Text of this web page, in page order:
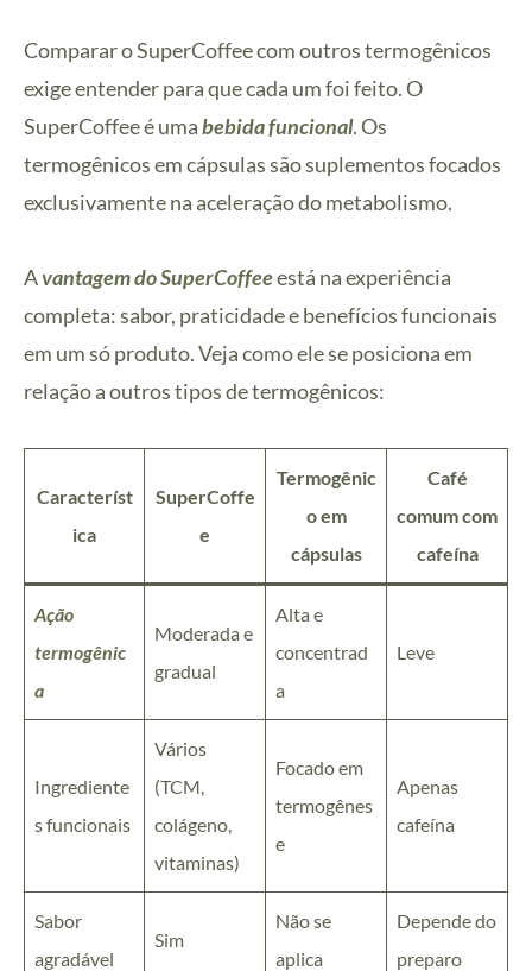
Comparar o SuperCoffee com outros termogênicos
exige entender para que cada um foi feito. O
SuperCoffee é umabebida funcional. Os
termogênicos em cápsulas são suplementos focados
exclusivamente na aceleração do metabolismo.
Avantagem do SuperCoffeeestá na experiência
completa: sabor, praticidade e benefícios funcionais
em um só produto. Veja como ele se posiciona em
relação a outros tipos de termogênicos:
Característ
ica
SuperCoffe
e
Termogênic
o em
cápsulas
Café
comum com
cafeína
Ação
termogênic
a
Moderada e
gradual
Alta e
concentrad
a
Leve
Ingrediente
s funcionais
Vários
(TCM,
colágeno,
vitaminas)
Focado em
termogênes
e
Apenas
cafeína
Sabor
agradável
Sim
Não se
aplica
Depende do
preparo